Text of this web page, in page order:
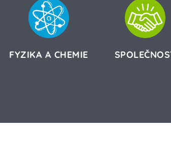
FYZIKA A CHEMIE